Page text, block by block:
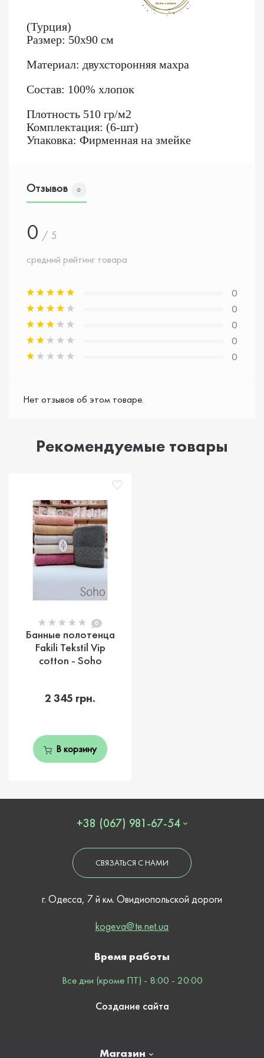
(Турция)
Размер: 50x90 см
Материал: двухсторонняя махра
Состав: 100% хлопок
Плотность 510 гр/м2
Комплектация: (6-шт)
Упаковка: Фирменная на змейке
Отзывов 0
0 / 5
средний рейтинг товара
0
0
0
0
0
Нет отзывов об этом товаре.
Рекомендуемые товары
0
Банные полотенца
Fakili Tekstil Vip
cotton - Soho
2 345 грн.
В корзину
+38 (067) 981-67-54
СВЯЗАТЬСЯ С НАМИ
г. Одесса, 7 й км. Овидиопольской дороги
kogeva@te.net.ua
Магазин
Время работы
Все дни (кроме ПТ) - 8:00 - 20:00
Создание сайта